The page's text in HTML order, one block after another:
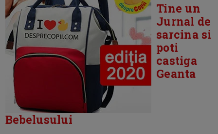
Tine un
Jurnal de
sarcina si
poti
castiga
Geanta
Bebelusului